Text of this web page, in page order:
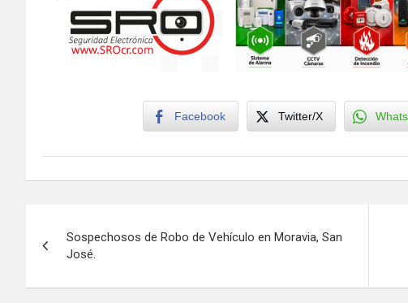
Facebook Twitter/X
de
entradas
Sospechosos de Robo de Vehículo en Moravia, San
José.